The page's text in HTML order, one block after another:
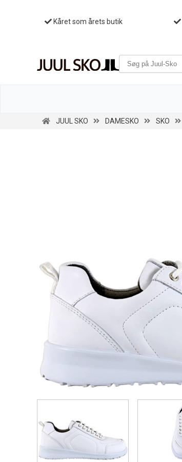
Kåret som årets butik
JUUL SKO DAMESKO SKO